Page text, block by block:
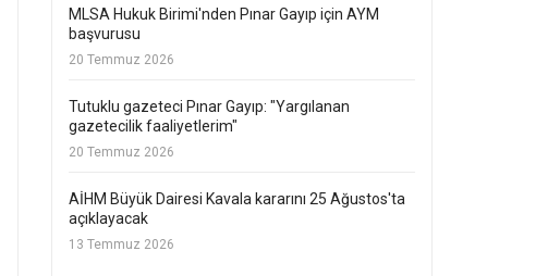
MLSA Hukuk Birimi'nden Pınar Gayıp için AYM
başvurusu
20 Temmuz 2026
Tutuklu gazeteci Pınar Gayıp: "Yargılanan
gazetecilik faaliyetlerim"
20 Temmuz 2026
AİHM Büyük Dairesi Kavala kararını 25 Ağustos'ta
açıklayacak
13 Temmuz 2026